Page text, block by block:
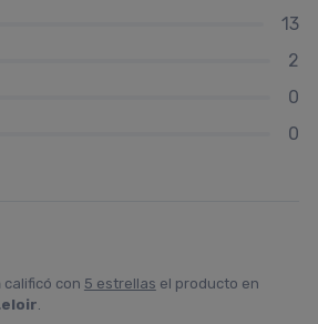
13
2
0
0
calificó con 5 estrellas el producto en
.